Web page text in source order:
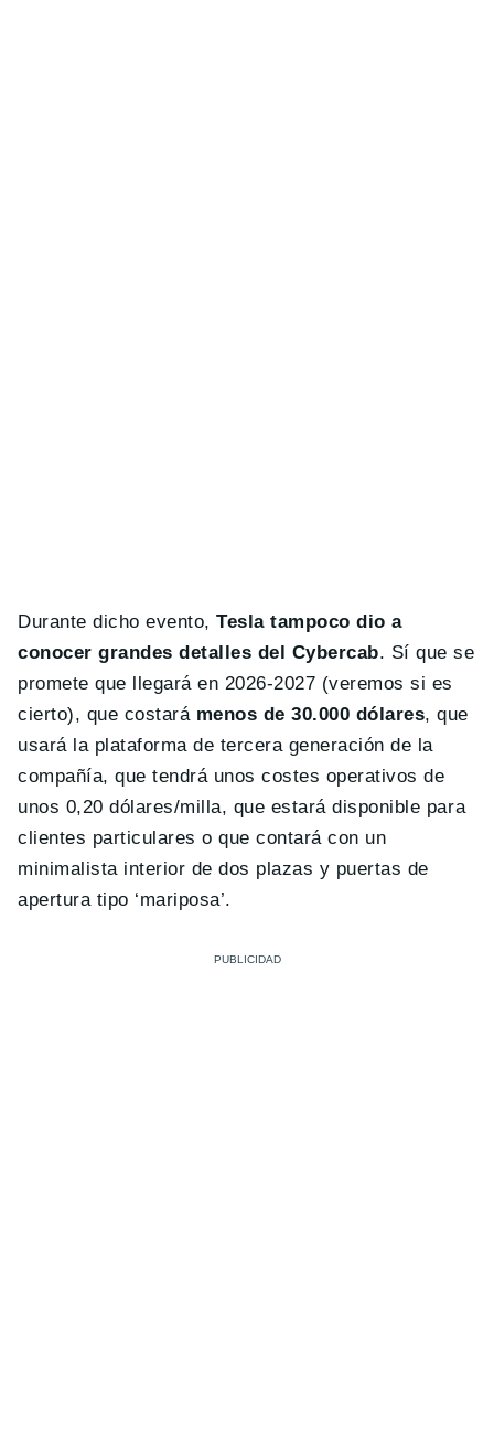
Durante dicho evento,Tesla tampoco dio a
conocer grandes detalles del Cybercab. Sí que se
promete que llegará en 2026-2027 (veremos si es
cierto), que costará menos de 30.000 dólares, que
usará la plataforma de tercera generación de la
compañía, que tendrá unos costes operativos de
unos 0,20 dólares/milla, que estará disponible para
clientes particulares o que contará con un
minimalista interior de dos plazas y puertas de
apertura tipo ‘mariposa’.